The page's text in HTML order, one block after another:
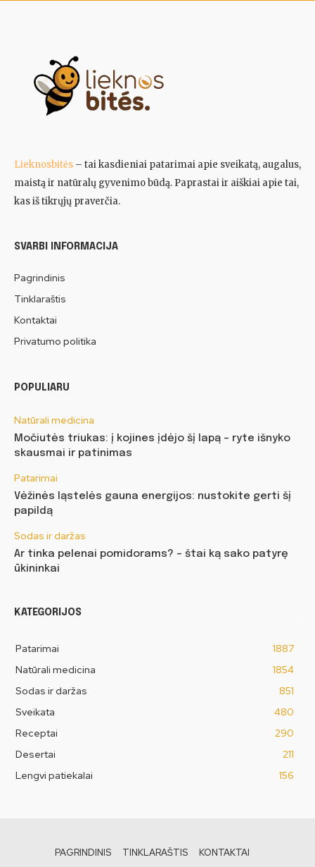
Lieknosbitės – tai kasdieniai patarimai apie sveikatą, augalus,
maistą ir natūralų gyvenimo būdą. Paprastai ir aiškiai apie tai,
kas iš tikrųjų praverčia.
SVARBI INFORMACIJA
Pagrindinis
Tinklaraštis
Kontaktai
Privatumo politika
POPULIARU
Natūrali medicina
Močiutės triukas: į kojines įdėjo šį lapą – ryte išnyko
skausmai ir patinimas
Patarimai
Vėžinės ląstelės gauna energijos: nustokite gerti šį
papildą
Sodas ir daržas
Ar tinka pelenai pomidorams? – štai ką sako patyrę
ūkininkai
KATEGORIJOS
Patarimai
1887
Natūrali medicina
1854
Sodas ir daržas
851
Sveikata
480
Receptai
290
Desertai
211
Lengvi patiekalai
156
PAGRINDINIS TINKLARAŠTIS KONTAKTAI